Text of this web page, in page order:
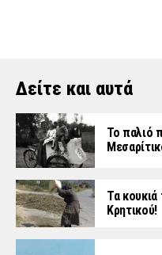
Δείτε και αυτά
Το παλιό
Τα
Κρητικού!